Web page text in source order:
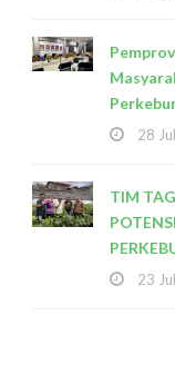
28
TIM
23